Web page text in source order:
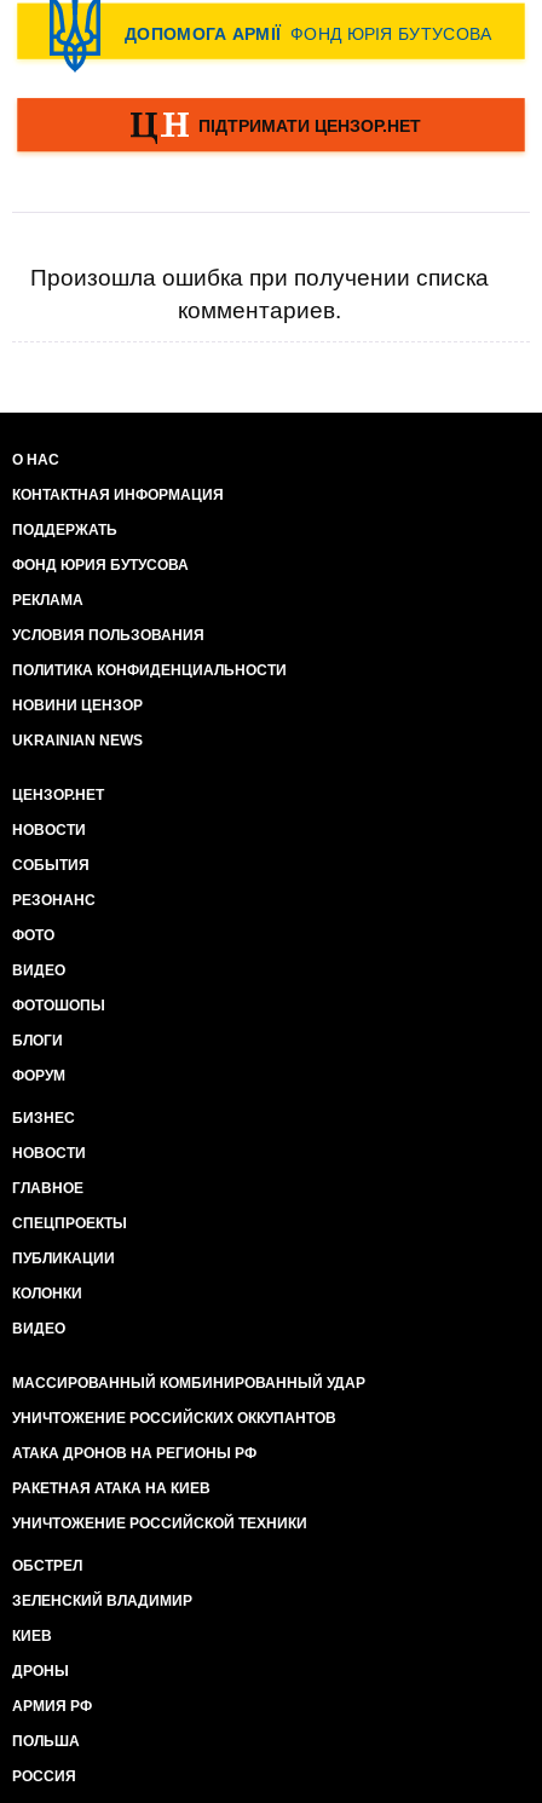
Произошла ошибка при получении списка
комментариев.
О НАС
КОНТАКТНАЯ ИНФОРМАЦИЯ
ПОДДЕРЖАТЬ
ФОНД ЮРИЯ БУТУСОВА
РЕКЛАМА
УСЛОВИЯ ПОЛЬЗОВАНИЯ
ПОЛИТИКА КОНФИДЕНЦИАЛЬНОСТИ
НОВИНИ ЦЕНЗОР
UKRAINIAN NEWS
ЦЕНЗОР.НЕТ
НОВОСТИ
СОБЫТИЯ
РЕЗОНАНС
ФОТО
ВИДЕО
ФОТОШОПЫ
БЛОГИ
ФОРУМ
БИЗНЕС
НОВОСТИ
ГЛАВНОЕ
СПЕЦПРОЕКТЫ
ПУБЛИКАЦИИ
КОЛОНКИ
ВИДЕО
МАССИРОВАННЫЙ КОМБИНИРОВАННЫЙ УДАР
УНИЧТОЖЕНИЕ РОССИЙСКИХ ОККУПАНТОВ
АТАКА ДРОНОВ НА РЕГИОНЫ РФ
РАКЕТНАЯ АТАКА НА КИЕВ
УНИЧТОЖЕНИЕ РОССИЙСКОЙ ТЕХНИКИ
ОБСТРЕЛ
ЗЕЛЕНСКИЙ ВЛАДИМИР
КИЕВ
ДРОНЫ
АРМИЯ РФ
ПОЛЬША
РОССИЯ